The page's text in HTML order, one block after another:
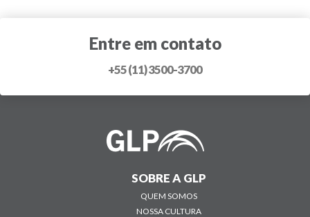
Entre em contato
+55 (11) 3500-3700
SOBRE A GLP
QUEM SOMOS
NOSSA CULTURA